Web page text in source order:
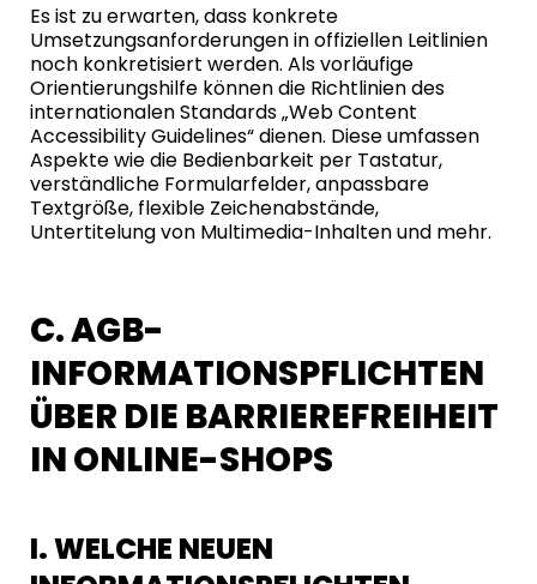
Es ist zu erwarten, dass konkrete
Umsetzungsanforderungen in offiziellen Leitlinien
noch konkretisiert werden. Als vorläufige
Orientierungshilfe können die Richtlinien des
internationalen Standards „Web Content
Accessibility Guidelines“ dienen. Diese umfassen
Aspekte wie die Bedienbarkeit per Tastatur,
verständliche Formularfelder, anpassbare
Textgröße, flexible Zeichenabstände,
Untertitelung von Multimedia-Inhalten und mehr.
C. AGB-
INFORMATIONSPFLICHTEN
ÜBER DIE BARRIEREFREIHEIT
IN ONLINE-SHOPS
I. WELCHE NEUEN